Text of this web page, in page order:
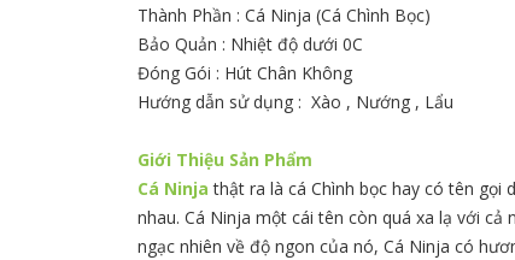
Thành Phần : Cá Ninja (Cá Chình Bọc)
Bảo Quản : Nhiệt độ dưới 0C
Đóng Gói : Hút Chân Không
Hướng dẫn sử dụng : Xào , Nướng , Lẩu
Giới Thiệu Sản Phẩm
Cá Ninja thật ra là cá Chình bọc hay có tên gọi
nhau. Cá Ninja một cái tên còn quá xa lạ với
ngạc nhiên về độ ngon của nó, Cá Ninja có